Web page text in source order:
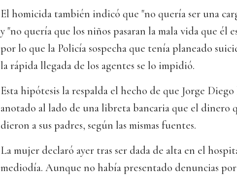
El homicida también indicó que "no quería ser una
y "no quería que los niños pasaran la mala vida que él
por lo que la Policía sospecha que tenía planeado
la rápida llegada de los agentes se lo impidió.
Esta hipótesis la respalda el hecho de que Jorge
anotado al lado de una libreta bancaria que el dinero
dieron a sus padres, según las mismas fuentes.
La mujer declaró ayer tras ser dada de alta en el
mediodía. Aunque no había presentado denuncias